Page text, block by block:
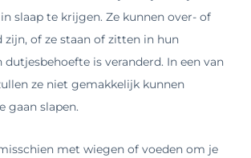
slaap te krijgen. Ze kunnen over- of
of ze staan of zitten in hun
dutjesbehoefte is veranderd. In een van
ze niet gemakkelijk kunnen
gaan slapen.
met wiegen of voeden om je